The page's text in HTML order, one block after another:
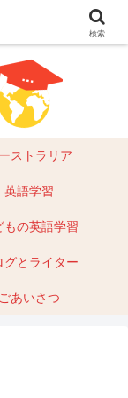
ーシアもあり
ストラリア
英語学習
もの英語学習
グとライター
ごあいさつ
検索